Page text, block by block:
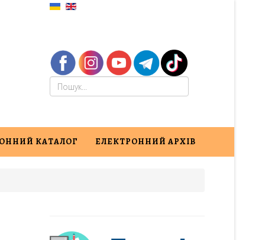
КАТАЛОГ ЕЛЕКТРОННИЙ АРХІВ